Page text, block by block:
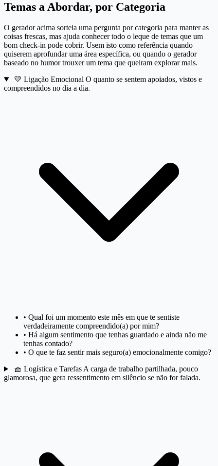
Temas a Abordar, por Categoria
O gerador acima sorteia uma pergunta por categoria para manter as
coisas frescas, mas ajuda conhecer todo o leque de temas que um
bom check-in pode cobrir. Usem isto como referência quando
quiserem aprofundar uma área específica, ou quando o gerador
baseado no humor trouxer um tema que queiram explorar mais.
💛 Ligação Emocional O quanto se sentem apoiados, vistos e
compreendidos no dia a dia.
• Qual foi um momento este mês em que te sentiste
verdadeiramente compreendido(a) por mim?
• Há algum sentimento que tenhas guardado e ainda não me
tenhas contado?
• O que te faz sentir mais seguro(a) emocionalmente comigo?
🧺 Logística e Tarefas A carga de trabalho partilhada, pouco
glamorosa, que gera ressentimento em silêncio se não for falada.